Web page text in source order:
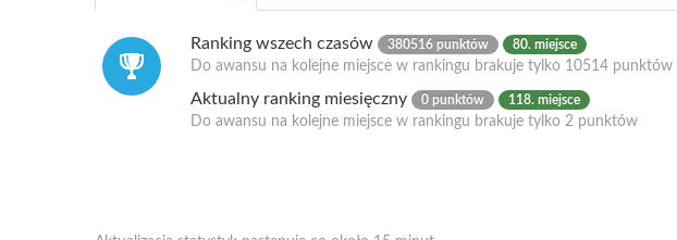
Ranking wszech czasów 380516 punktów 80. miejsce
Do awansu na kolejne miejsce w rankingu brakuje tylko 10514 punktów
Aktualny ranking miesięczny 0 punktów 118. miejsce
Do awansu na kolejne miejsce w rankingu brakuje tylko 2 punktów